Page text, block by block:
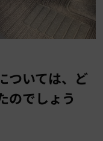
いては、ど
のでしょう